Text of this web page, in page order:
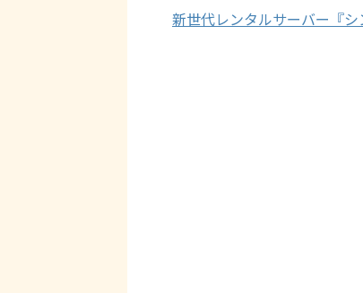
新世代レンタルサーバー『シ